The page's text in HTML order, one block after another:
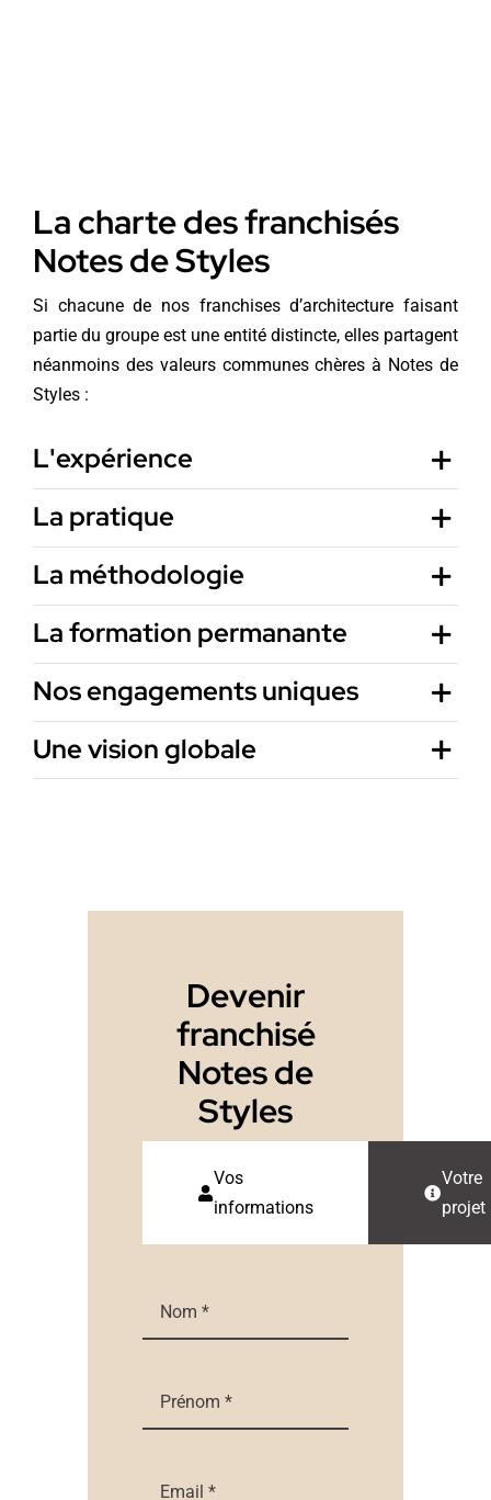
La charte des franchisés
Notes de Styles
Si chacune de nos franchises d’architecture faisant
partie du groupe est une entité distincte, elles partagent
néanmoins des valeurs communes chères à Notes de
Styles :
L'expérience
La pratique
La méthodologie
La formation permanante
Nos engagements uniques
Une vision globale
Devenir
franchisé
Notes de
Styles
Current
Vos
informations
Votre
projet